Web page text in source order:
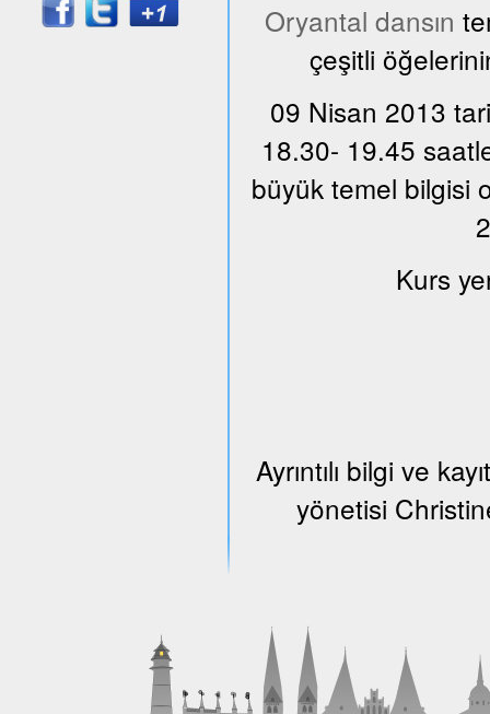
Oryantal dansın
çeşitli
09 Nisan 2013
18.30- 19.45
büyük temel bilgisi
Kurs
Ayrıntılı bilgi ve
yönetisi